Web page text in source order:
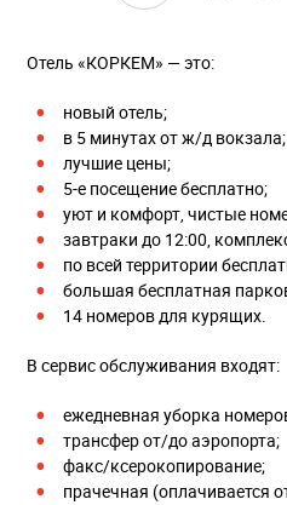
Отель «КОРКЕМ» — это:
новый отель;
в 5 минутах от ж/д вокзала;
лучшие цены;
5-е посещение бесплатно;
уют и комфорт, чистые
завтраки до 12:00,
по всей территории
большая бесплатная
14 номеров для курящих.
В сервис обслуживания входят:
ежедневная уборка
трансфер от/до аэропорта;
факс/ксерокопирование;
прачечная (оплачивается